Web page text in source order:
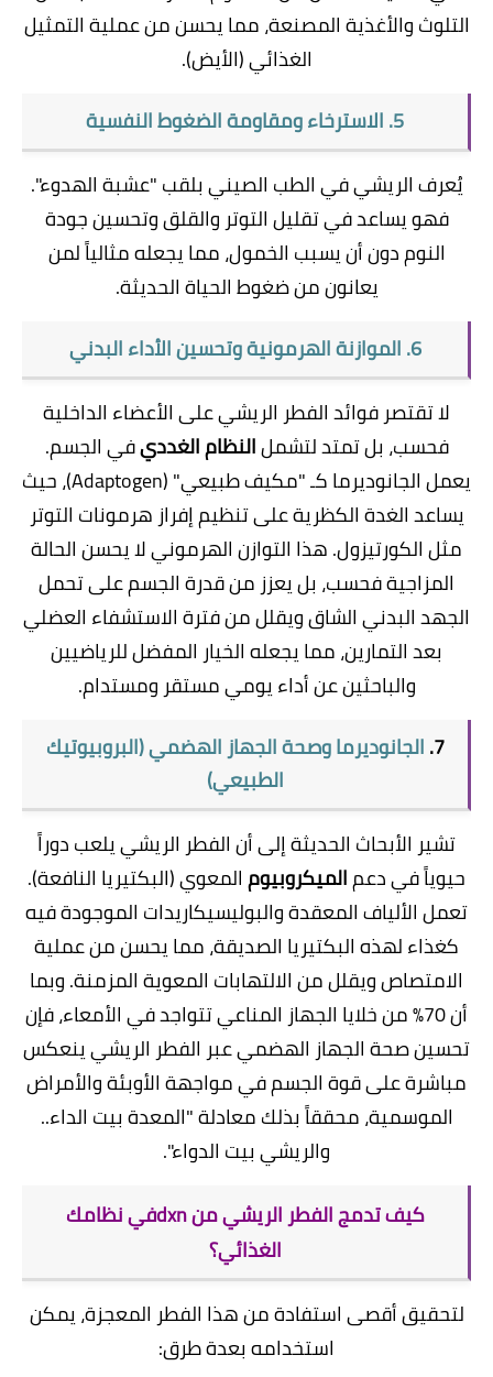
التلوث والأغذية المصنعة، مما يحسن من عملية التمثيل
الغذائي (الأيض).
​5. الاسترخاء ومقاومة الضغوط النفسية
​يُعرف الريشي في الطب الصيني بلقب "عشبة الهدوء".
فهو يساعد في تقليل التوتر والقلق وتحسين جودة
النوم دون أن يسبب الخمول، مما يجعله مثالياً لمن
يعانون من ضغوط الحياة الحديثة.
6. الموازنة الهرمونية وتحسين الأداء البدني
​لا تقتصر فوائد الفطر الريشي على الأعضاء الداخلية
فحسب، بل تمتد لتشملالنظام الغدديفي الجسم.
يعمل الجانوديرما كـ "مكيف طبيعي" (Adaptogen)، حيث
يساعد الغدة الكظرية على تنظيم إفراز هرمونات التوتر
مثل الكورتيزول. هذا التوازن الهرموني لا يحسن الحالة
المزاجية فحسب، بل يعزز من قدرة الجسم على تحمل
الجهد البدني الشاق ويقلل من فترة الاستشفاء العضلي
بعد التمارين، مما يجعله الخيار المفضل للرياضيين
والباحثين عن أداء يومي مستقر ومستدام.
7. الجانوديرما وصحة الجهاز الهضمي (البروبيوتيك
الطبيعي)
​تشير الأبحاث الحديثة إلى أن الفطر الريشي يلعب دوراً
حيوياً في دعمالميكروبيومالمعوي (البكتيريا النافعة).
تعمل الألياف المعقدة والبوليسيكاريدات الموجودة فيه
كغذاء لهذه البكتيريا الصديقة، مما يحسن من عملية
الامتصاص ويقلل من الالتهابات المعوية المزمنة. وبما
أن 70% من خلايا الجهاز المناعي تتواجد في الأمعاء، فإن
تحسين صحة الجهاز الهضمي عبر الفطر الريشي ينعكس
مباشرة على قوة الجسم في مواجهة الأوبئة والأمراض
الموسمية، محققاً بذلك معادلة "المعدة بيت الداء..
والريشي بيت الدواء".
​كيف تدمج الفطر الريشي من dxnفي نظامك
الغذائي؟
​لتحقيق أقصى استفادة من هذا الفطر المعجزة، يمكن
استخدامه بعدة طرق: